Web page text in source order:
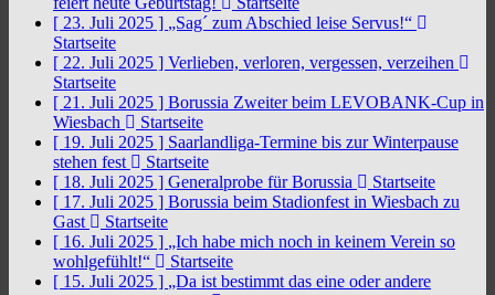
[ 23. Juli 2025 ] „Sag´ zum Abschied leise Servus!“
Startseite
[ 22. Juli 2025 ] Verlieben, verloren, vergessen, verzeihen
Startseite
[ 21. Juli 2025 ] Borussia Zweiter beim LEVOBANK-Cup in
Wiesbach
Startseite
[ 19. Juli 2025 ] Saarlandliga-Termine bis zur Winterpause
stehen fest
Startseite
[ 18. Juli 2025 ] Generalprobe für Borussia
Startseite
[ 17. Juli 2025 ] Borussia beim Stadionfest in Wiesbach zu
Gast
Startseite
[ 16. Juli 2025 ] „Ich habe mich noch in keinem Verein so
wohlgefühlt!“
Startseite
[ 15. Juli 2025 ] „Da ist bestimmt das eine oder andere